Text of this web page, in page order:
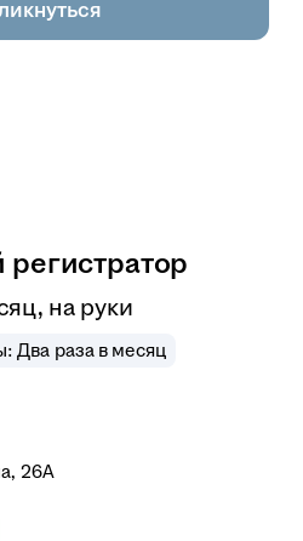
на руки
Два раза в месяц
26А